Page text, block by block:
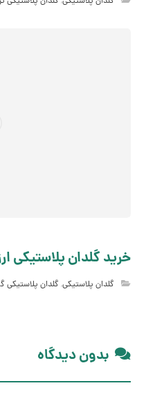
خرید گلدان پلاستیکی
گلدان پلاستیکی,گلدان پلاستیکی
بدون دیدگاه